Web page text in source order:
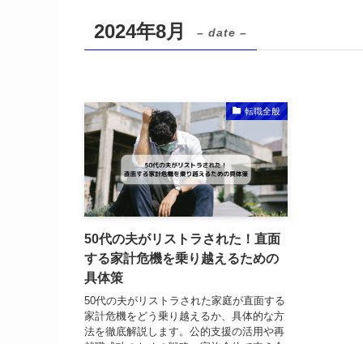
2024年8月 – date –
転職全般
50代の夫がリストラされた！直面
する家計危機を乗り越えるための
具体策
50代の夫がリストラされた家庭が直面する
家計危機をどう乗り越えるか、具体的な方
法を徹底解説します。公的支援の活用や再